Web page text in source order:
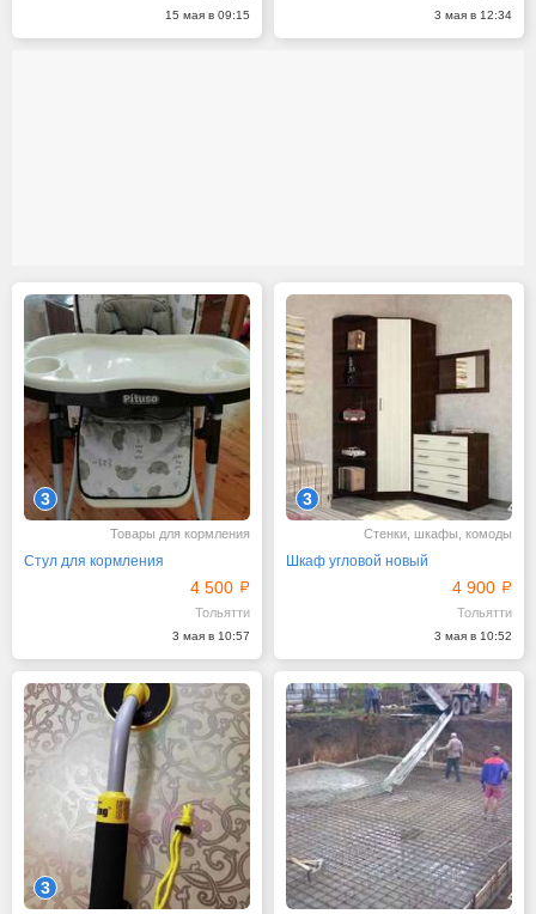
15 мая в 09:15 3 мая в 12:34
3
Товары для кормления
Стул для кормления
4 500
Тольятти
3 мая в 10:57
3
Стенки, шкафы, комоды
Шкаф угловой новый
4 900
Тольятти
3 мая в 10:52
3